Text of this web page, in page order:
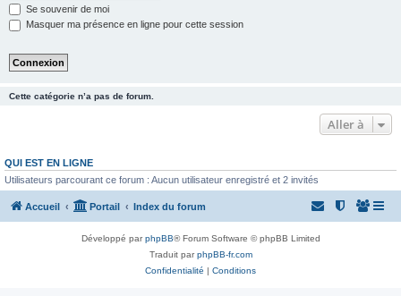
Se souvenir de moi
Masquer ma présence en ligne pour cette session
Cette catégorie n’a pas de forum.
Aller à
QUI EST EN LIGNE
Utilisateurs parcourant ce forum : Aucun utilisateur enregistré et 2 invités
Accueil Portail Index du forum
Développé parphpBB® Forum Software © phpBB Limited
Traduit parphpBB-fr.com
Confidentialité | Conditions